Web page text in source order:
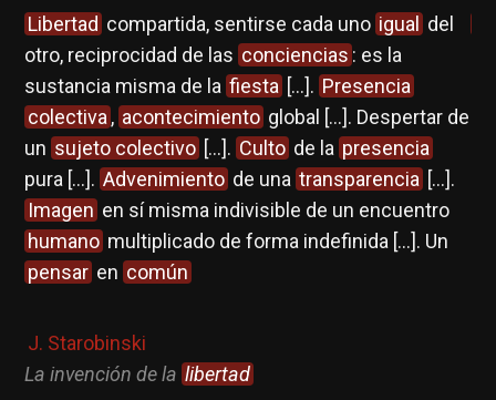
Libertad compartida, sentirse cada uno igual del
otro, reciprocidad de las conciencias : es la
sustancia misma de la fiesta [...]. Presencia
colectiva, acontecimiento global [...]. Despertar de
un sujeto colectivo [...]. Culto de la presencia
pura [...]. Advenimiento de una transparencia [...].
Imagen en sí misma indivisible de un encuentro
humano multiplicado de forma indefinida [...]. Un
pensar en común
J. Starobinski
La invención de la libertad